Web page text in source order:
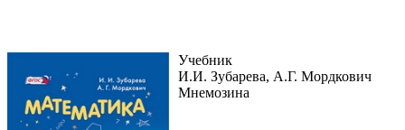
Учебник
И.И. Зубарева, А.Г. Мордкович
Мнемозина